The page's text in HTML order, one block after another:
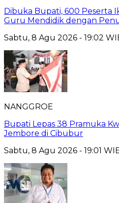
Dibuka Bupati, 600 Peserta
Guru Mendidik dengan
Sabtu, 8 Agu 2026 - 19:02
NANGGROE
Bupati Lepas 38 Pramuka
Jembore di Cibubur
Sabtu, 8 Agu 2026 - 19:01